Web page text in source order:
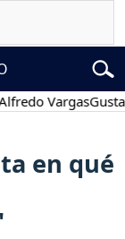
VargasGustavo
en qué